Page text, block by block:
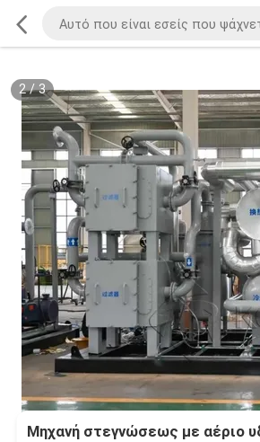
2/3
Μηχανή στεγνώσεως με αέριο